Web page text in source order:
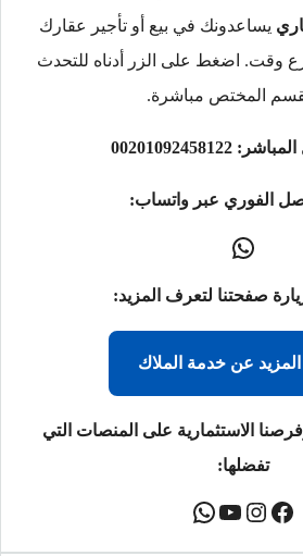
يساعدونك في بيع أو تأجير عقارك
وقت. اضغط على الزر أدناه للتحدث
المختص مباشرة.
المباشر: 00201092458122
الفوري عبر واتساب:
صفحتنا لتعرف المزيد:
عن خدمة الملاك
الاستثمارية على المنصات التي
تفضلها: